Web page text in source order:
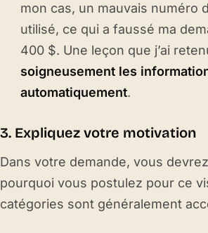
mon cas, un mauvais numéro
utilisé, ce qui a faussé ma
400 $. Une leçon que j’ai
soigneusement les
automatiquement.
3. Expliquez votre motivation
Dans votre demande, vous
pourquoi vous postulez pour ce
catégories sont généralement